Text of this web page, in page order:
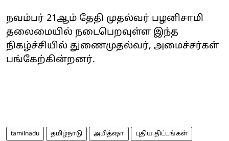
நவம்பர் 21ஆம் தேதி முதல்வர் பழனிசாமி
தலைமையில் நடைபெறவுள்ள இந்த
நிகழ்ச்சியில் துணைமுதல்வர், அமைச்சர்கள்
பங்கேற்கின்றனர்.
tamilnadu தமிழ்நாடு அமித்ஷா புதிய திட்டங்கள்